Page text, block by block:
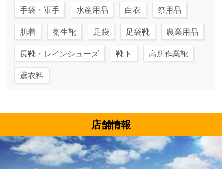
手袋・軍手 水産用品 白衣 祭用品
肌着 衛生靴 足袋 足袋靴 農業用品
長靴・レインシューズ 靴下 高所作業靴
鳶衣料
店舗情報